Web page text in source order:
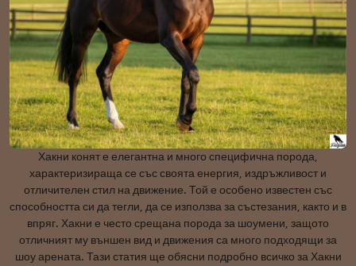
Хакни конят е елегантна и много специфична порода,
характеризираща се със своята енергия, издръжливост и
отличителен стил на движение. Той е особено известен със
способността си да тегли, да се използва за състезания, както и в
впряг. Хакни е често срещана порода за шоумени, защото
отличният му външен вид и движения са много подходящи за
шоу арената. Тази статия ще обясни подробно всичко за Хакни